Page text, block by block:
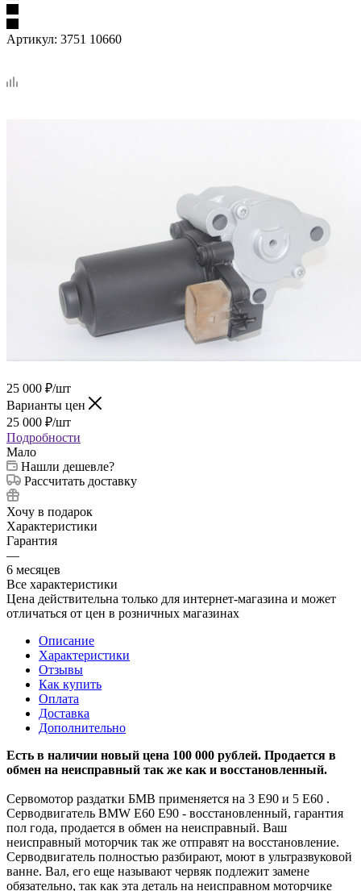
Артикул: 3751 10660
25 000 ₽/шт
Варианты цен
25 000 ₽/шт
Подробности
Мало
Нашли дешевле?
Рассчитать доставку
Хочу в подарок
Характеристики
Гарантия
—
6 месяцев
Все характеристики
Цена действительна только для интернет-магазина и может
отличаться от цен в розничных магазинах
Описание
Характеристики
Отзывы
Как купить
Оплата
Доставка
Дополнительно
Есть в наличии новый цена 100 000 рублей. Продается в
обмен на неисправный так же как и восстановленный.
Сервомотор раздатки БМВ применяется на 3 Е90 и 5 Е60 .
Серводвигатель BMW E60 E90 - восстановленный, гарантия
пол года, продается в обмен на неисправный. Ваш
неисправный моторчик так же отправят на восстановление.
Серводвигатель полностью разбирают, моют в ультразвуковой
ванне. Вал, его еще называют червяк подлежит замене
обязательно, так как эта деталь на неисправном моторчике